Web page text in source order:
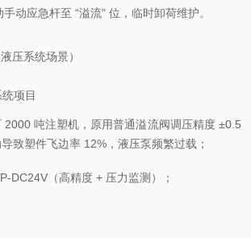
动应急杆至 “溢流" 位，临时卸荷维护。
压系统场景）
项目
2000 吨注塑机，原用普通溢流阀调压精度 ±0.5
致塑件飞边率 12%，液压泵频繁过载；
DC24V（高精度 + 压力监测）；